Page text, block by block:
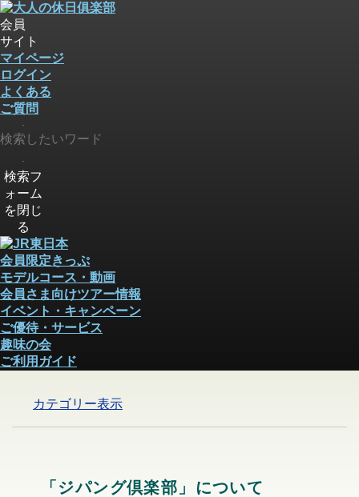
会員
サイト
マイページ
ログイン
よくある
ご質問
検索フ
ォーム
を閉じ
る
会員限定きっぷ
モデルコース・動画
会員さま向けツアー情報
イベント・キャンペーン
ご優待・サービス
趣味の会
ご利用ガイド
カテゴリー表示
「ジパング倶楽部」について